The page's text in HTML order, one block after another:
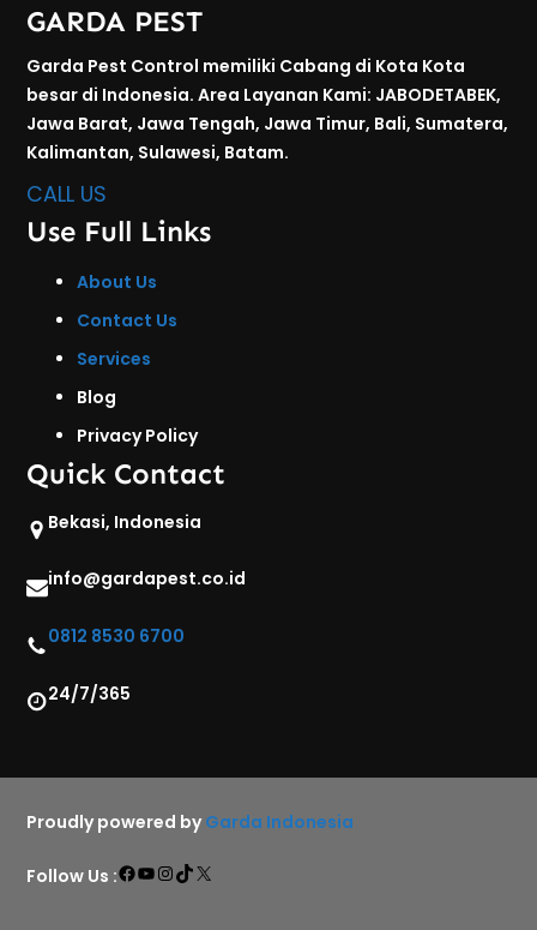
GARDA PEST
Garda Pest Control memiliki Cabang di Kota Kota
besar di Indonesia. Area Layanan Kami: JABODETABEK,
Jawa Barat, Jawa Tengah, Jawa Timur, Bali, Sumatera,
Kalimantan, Sulawesi, Batam.
CALL US
Use Full Links
About Us
Contact Us
Services
Blog
Privacy Policy
Quick Contact
Bekasi, Indonesia
info@gardapest.co.id
0812 8530 6700
24/7/365
Proudly powered byGarda Indonesia
Follow Us :Facebook
YouTube
Instagram
TikTok
X